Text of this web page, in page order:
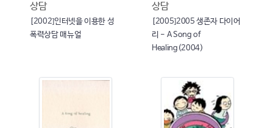
상담
[2002]인터넷을 이용한 성
폭력상담 매뉴얼
상담
[2005]2005 생존자 다이어
리 - A Song of
Healing(2004)